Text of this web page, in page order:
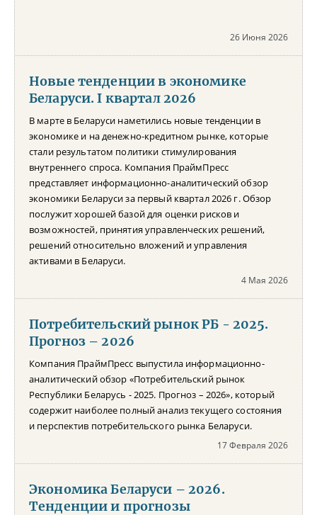
26 Июня 2026
Новые тенденции в экономике
Беларуси. I квартал 2026
В марте в Беларуси наметились новые тенденции в
экономике и на денежно-кредитном рынке, которые
стали результатом политики стимулирования
внутреннего спроса. Компания ПраймПресс
представляет информационно-аналитический обзор
экономики Беларуси за первый квартал 2026 г. Обзор
послужит хорошей базой для оценки рисков и
возможностей, принятия управленческих решений,
решений относительно вложений и управления
активами в Беларуси.
4 Мая 2026
Потребительский рынок РБ - 2025.
Прогноз – 2026
Компания ПраймПресс выпустила информационно-
аналитический обзор «Потребительский рынок
Республики Беларусь - 2025. Прогноз – 2026», который
содержит наиболее полный анализ текущего состояния
и перспектив потребительского рынка Беларуси.
17 Февраля 2026
Экономика Беларуси – 2026.
Тенденции и прогнозы